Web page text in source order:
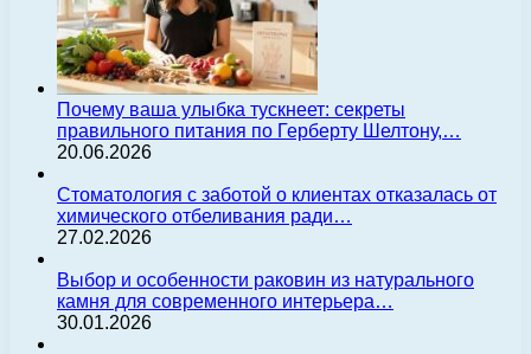
Почему ваша улыбка тускнеет: секреты
правильного питания по Герберту Шелтону,…
20.06.2026
Стоматология с заботой о клиентах отказалась от
химического отбеливания ради…
27.02.2026
Выбор и особенности раковин из натурального
камня для современного интерьера…
30.01.2026